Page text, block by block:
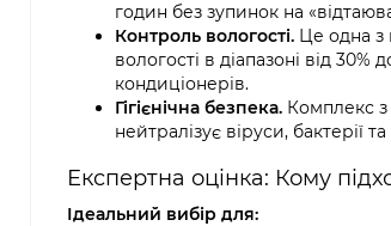
годин без зупинок на
Контроль вологості. Це одна з
вологості в діапазоні від
кондиціонерів.
Гігієнічна безпека. Комплекс з
нейтралізує віруси,
Експертна оцінка: Кому
Ідеальний вибір для: